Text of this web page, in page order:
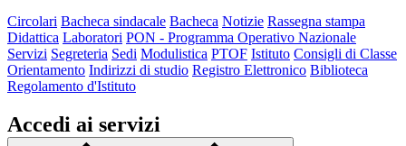
Circolari Bacheca sindacale Bacheca Notizie Rassegna stampa
Didattica Laboratori PON - Programma Operativo Nazionale
Servizi Segreteria Sedi Modulistica PTOF Istituto Consigli di Classe
Orientamento Indirizzi di studio Registro Elettronico Biblioteca
Regolamento d'Istituto
Accedi ai servizi